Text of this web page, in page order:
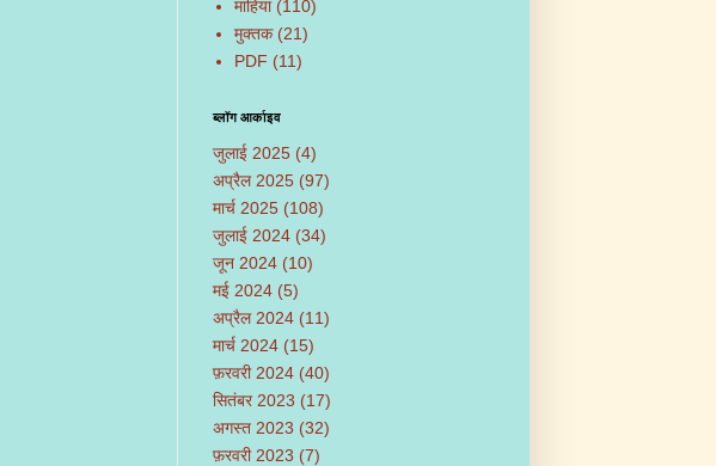
माहिया (110)
मुक्तक (21)
PDF (11)
ब्लॉग आर्काइव
जुलाई 2025 (4)
अप्रैल 2025 (97)
मार्च 2025 (108)
जुलाई 2024 (34)
जून 2024 (10)
मई 2024 (5)
अप्रैल 2024 (11)
मार्च 2024 (15)
फ़रवरी 2024 (40)
सितंबर 2023 (17)
अगस्त 2023 (32)
फ़रवरी 2023 (7)